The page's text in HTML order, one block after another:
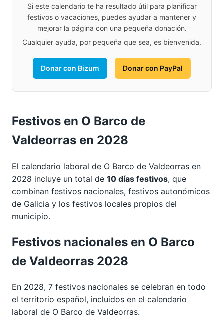
Si este calendario te ha resultado útil para planificar
festivos o vacaciones, puedes ayudar a mantener y
mejorar la página con una pequeña donación.
Cualquier ayuda, por pequeña que sea, es bienvenida.
Donar con Bizum Donar con PayPal
Festivos en O Barco de
Valdeorras en 2028
El calendario laboral de O Barco de Valdeorras en
2028 incluye un total de 10 días festivos, que
combinan festivos nacionales, festivos autonómicos
de Galicia y los festivos locales propios del
municipio.
Festivos nacionales en O Barco
de Valdeorras 2028
En 2028, 7 festivos nacionales se celebran en todo
el territorio español, incluidos en el calendario
laboral de O Barco de Valdeorras.